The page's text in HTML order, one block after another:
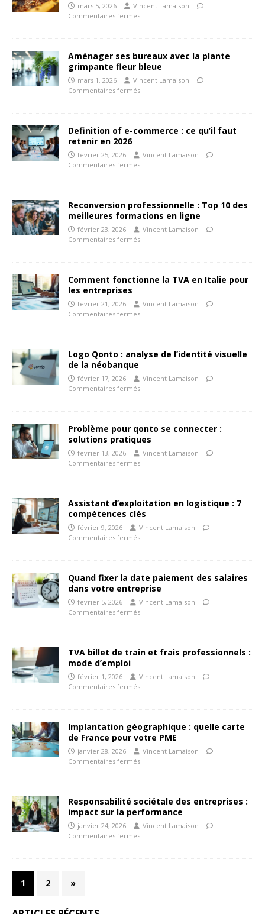
mars 5, 2026
Vincent Lamaison
Commentaires fermés
Aménager ses bureaux avec la plante
grimpante fleur bleue
mars 1, 2026
Vincent Lamaison
Commentaires fermés
Definition of e-commerce : ce qu’il faut
retenir en 2026
février 25, 2026
Vincent Lamaison
Commentaires fermés
Reconversion professionnelle : Top 10 des
meilleures formations en ligne
février 23, 2026
Vincent Lamaison
Commentaires fermés
Comment fonctionne la TVA en Italie pour
les entreprises
février 21, 2026
Vincent Lamaison
Commentaires fermés
Logo Qonto : analyse de l’identité visuelle
de la néobanque
février 17, 2026
Vincent Lamaison
Commentaires fermés
Problème pour qonto se connecter :
solutions pratiques
février 13, 2026
Vincent Lamaison
Commentaires fermés
Assistant d’exploitation en logistique : 7
compétences clés
février 9, 2026
Vincent Lamaison
Commentaires fermés
Quand fixer la date paiement des salaires
dans votre entreprise
février 5, 2026
Vincent Lamaison
Commentaires fermés
TVA billet de train et frais professionnels :
mode d’emploi
février 1, 2026
Vincent Lamaison
Commentaires fermés
Implantation géographique : quelle carte
de France pour votre PME
janvier 28, 2026
Vincent Lamaison
Commentaires fermés
Responsabilité sociétale des entreprises :
impact sur la performance
janvier 24, 2026
Vincent Lamaison
Commentaires fermés
1 2 »